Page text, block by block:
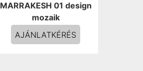
MARRAKESH 01 design
mozaik
AJÁNLATKÉRÉS